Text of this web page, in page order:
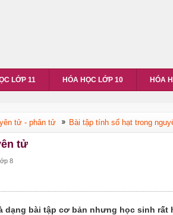
LỚP 11 HÓA HỌC LỚP 10 HÓA
tử - phân tử Bài tập tính số hạt trong
tử
8
dạng bài tập cơ bản nhưng học sinh rất